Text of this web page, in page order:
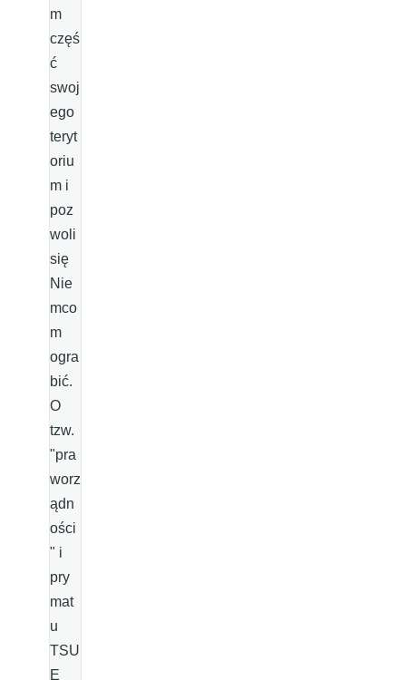
m
częś
ć
swoj
ego
teryt
oriu
m i
poz
woli
się
Nie
mco
m
ogra
bić.
O
tzw.
"pra
worz
ądn
ości
" i
pry
mat
u
TSU
E